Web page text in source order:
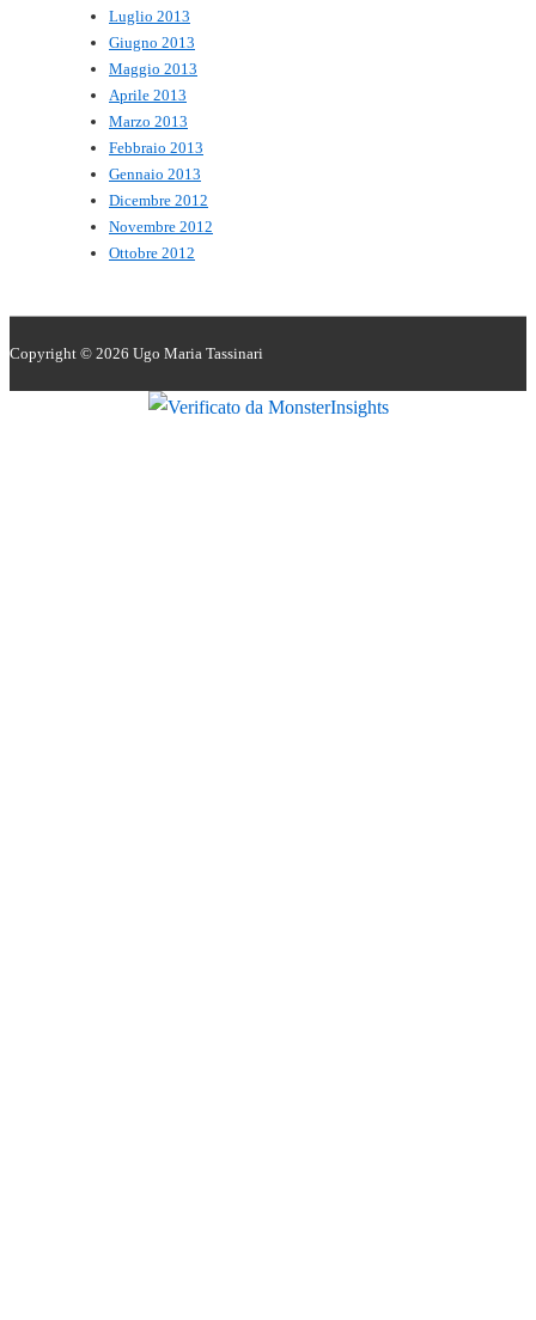
Luglio 2013
Giugno 2013
Maggio 2013
Aprile 2013
Marzo 2013
Febbraio 2013
Gennaio 2013
Dicembre 2012
Novembre 2012
Ottobre 2012
Copyright © 2026 Ugo Maria Tassinari